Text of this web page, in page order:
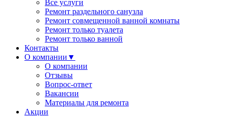
Все услуги
Ремонт раздельного санузла
Ремонт совмещенной ванной комнаты
Ремонт только туалета
Ремонт только ванной
Контакты
О компании ▼
О компании
Отзывы
Вопрос-ответ
Вакансии
Материалы для ремонта
Акции